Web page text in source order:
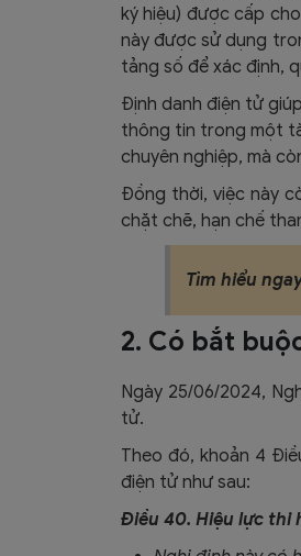
ký hiệu) được cấp
này được sử dụng
tảng số để xác định,
Định danh điện tử
thông tin trong một
chuyên nghiệp, mà
Đồng thời, việc này
chặt chẽ, hạn chế
Tìm hiểu
2. Có bắt
Ngày 25/06/2024,
tử.
Theo đó, khoản 4
điện tử như sau:
Điều 40. Hiệu lực thi